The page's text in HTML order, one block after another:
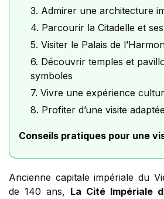
3. Admirer une architecture
4. Parcourir la Citadelle et
5. Visiter le Palais de
6. Découvrir temples et
symboles
7. Vivre une expérience
8. Profiter d’une visite
Conseils pratiques pour une
Ancienne capitale impériale du
de 140 ans, La Cité Impériale